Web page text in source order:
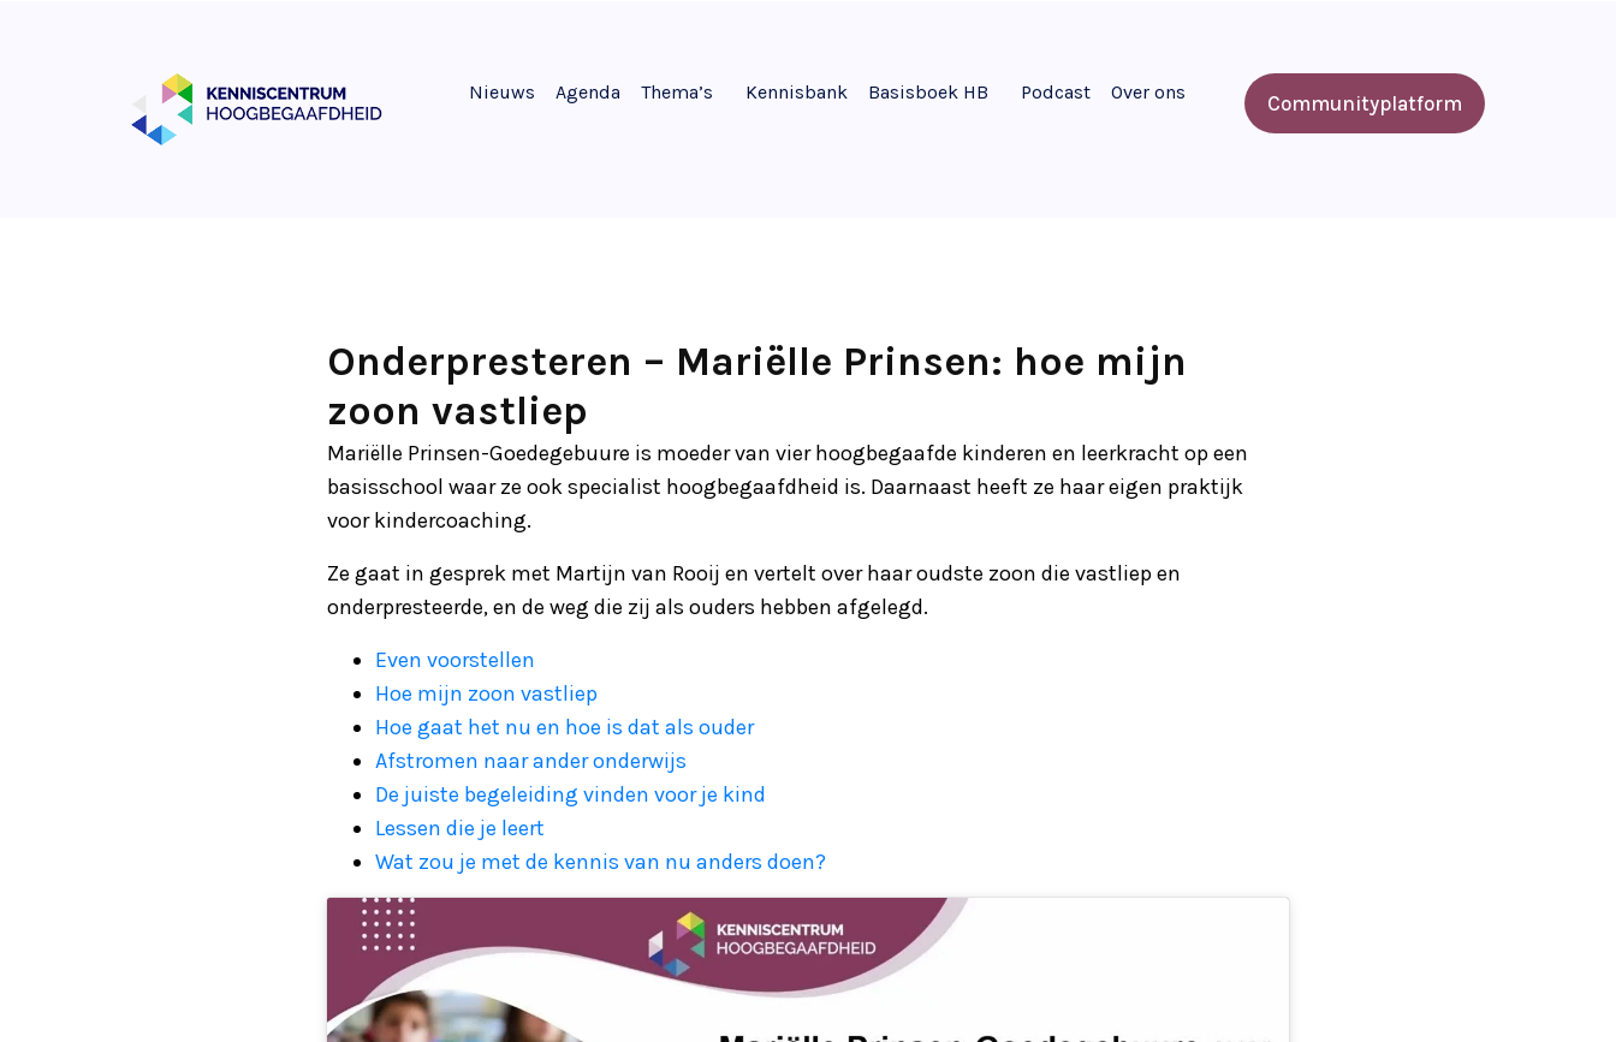
Nieuws Agenda Thema’s Kennisbank Basisboek HB Podcast Over ons Communityplatform
Onderpresteren – Mariëlle Prinsen: hoe mijn
zoon vastliep
Mariëlle Prinsen-Goedegebuure is moeder van vier hoogbegaafde kinderen en leerkracht op een
basisschool waar ze ook specialist hoogbegaafdheid is. Daarnaast heeft ze haar eigen praktijk
voor kindercoaching.
Ze gaat in gesprek met Martijn van Rooij en vertelt over haar oudste zoon die vastliep en
onderpresteerde, en de weg die zij als ouders hebben afgelegd.
Even voorstellen
Hoe mijn zoon vastliep
Hoe gaat het nu en hoe is dat als ouder
Afstromen naar ander onderwijs
De juiste begeleiding vinden voor je kind
Lessen die je leert
Wat zou je met de kennis van nu anders doen?